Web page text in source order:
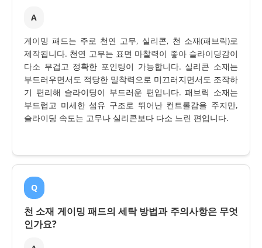
A
게이밍 패드는 주로 천연 고무, 실리콘, 천 소재(패브릭)로
제작됩니다. 천연 고무는 표면 마찰력이 좋아 슬라이딩감이
다소 무겁고 정확한 포인팅이 가능합니다. 실리콘 소재는
부드러우면서도 적당한 밀착력으로 미끄러지면서도 조작하
기 편리해 슬라이딩이 부드러운 편입니다. 패브릭 소재는
부드럽고 미세한 섬유 구조로 뛰어난 컨트롤감을 주지만,
슬라이딩 속도는 고무나 실리콘보다 다소 느린 편입니다.
Q
천 소재 게이밍 패드의 세탁 방법과 주의사항은 무엇
인가요?